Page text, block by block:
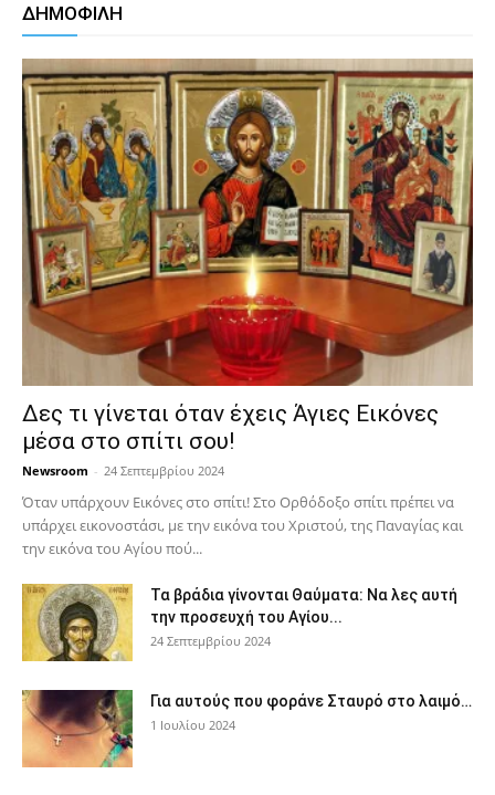
ΔΗΜΟΦΙΛΗ
Δες τι γίνεται όταν έχεις Άγιες Εικόνες
μέσα στο σπίτι σου!
Newsroom - 24 Σεπτεμβρίου 2024
Όταν υπάρχουν Εικόνες στο σπίτι! Στο Ορθόδοξο σπίτι πρέπει να
υπάρχει εικονοστάσι, με την εικόνα του Χριστού, της Παν­αγίας και
την εικόνα του Αγίου πού...
Τα βράδια γίνονται Θαύματα: Να λες αυτή
την προσευχή του Αγίου...
24 Σεπτεμβρίου 2024
Για αυτούς που φοράνε Σταυρό στο λαιμό…
1 Ιουλίου 2024